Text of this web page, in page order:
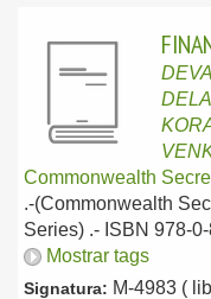
Commonwealth
.-(Commonwealth
Series) .- ISBN 978-
Mostrar tags
Signatura: M-4983 (